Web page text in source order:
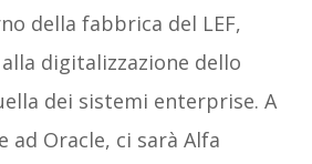
della fabbrica del LEF,
digitalizzazione dello
dei sistemi enterprise. A
ad Oracle, ci sarà Alfa